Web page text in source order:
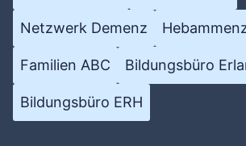
Netzwerk Demenz
Familien ABC Bildungsbüro
Bildungsbüro ERH